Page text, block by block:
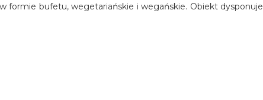
formie bufetu, wegetariańskie i wegańskie. Obiekt dysponuje